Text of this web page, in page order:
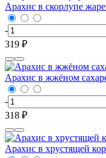
Арахис в скорлупе
-
319 ₽
Арахис в жжёном
-
318 ₽
Арахис в хрустящей